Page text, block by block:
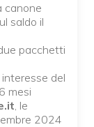
canone
saldo il
pacchetti
del
mesi
, le
2024